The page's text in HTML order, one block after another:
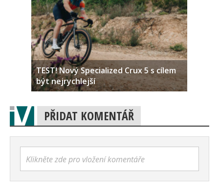
TEST! Nový Specialized Crux 5 s cílem
být nejrychlejší
PŘIDAT KOMENTÁŘ
Klikněte zde pro vložení komentáře